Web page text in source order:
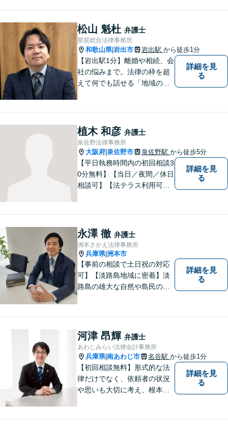
日・オンライン相談OK（要予
約）｜丁寧な報告とスピード
対応で安心をお届けします
松山 魁杜 弁護士
那賀総合法律事務所
和歌山県|岩出市 岩出駅 から徒歩1分
【岩出駅1分】離婚や相続、会
社の悩みまで。法律の枠を超
えて何でも話せる「地域のか
育ちの私が丁寧にサポートし
ます。【丁寧なヒアリング】
【休日や夜間相談も柔軟に対
応】
詳細を見
る
植木 和彦 弁護士
泉佐野法律事務所
大阪府 泉佐野市 泉佐野駅 から徒歩5分
【平日執務時間内の初回相談3
0分無料】【当日／夜間／休日
相談可】【法テラス利用可】
詳細を見
る
永澤 徹 弁護士
洲本さかえ法律事務所
兵庫県|洲本市
【事前の相談で土日祝の対応
可】【淡路島地域に密着】淡
路島の雄大な自然や島民の
力で励んでおります。事前の
ご相談で土日祝・時間外対応
が可能です。
詳細を見
る
河津 昂輝 弁護士
あわじみらい法律会計事務所
兵庫県|南あわじ市 名谷駅 から徒歩1分
【初回相談無料】形式的な法
律だけでなく、依頼者の状況
や思いも大切に考え、根本的
詳細を見
る